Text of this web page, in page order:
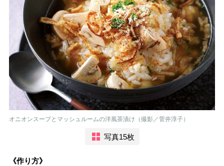
オニオンスープとマッシュルームの洋風茶漬け（撮影／菅井淳子）
写真15枚
《作り方》